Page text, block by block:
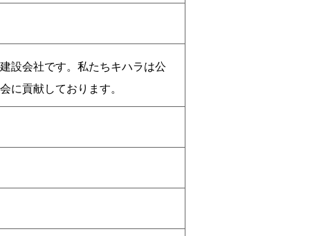
設会社です。私たちキハラは公
に貢献しております。